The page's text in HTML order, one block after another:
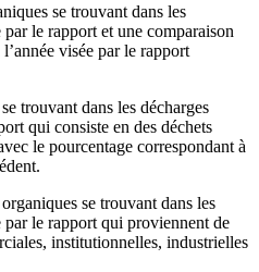
se trouvant dans les
par le rapport et une comparaison
visée par le rapport
trouvant dans les décharges
qui consiste en des déchets
le pourcentage correspondant à
se trouvant dans les
par le rapport qui proviennent de
institutionnelles, industrielles